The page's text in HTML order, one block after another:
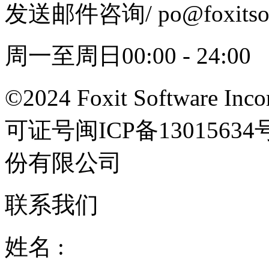
发送邮件咨询/
周一至周日00:00 - 24:00
©2024 Foxit Software
可证号闽ICP备
份有限公司
联系我们
姓名 :